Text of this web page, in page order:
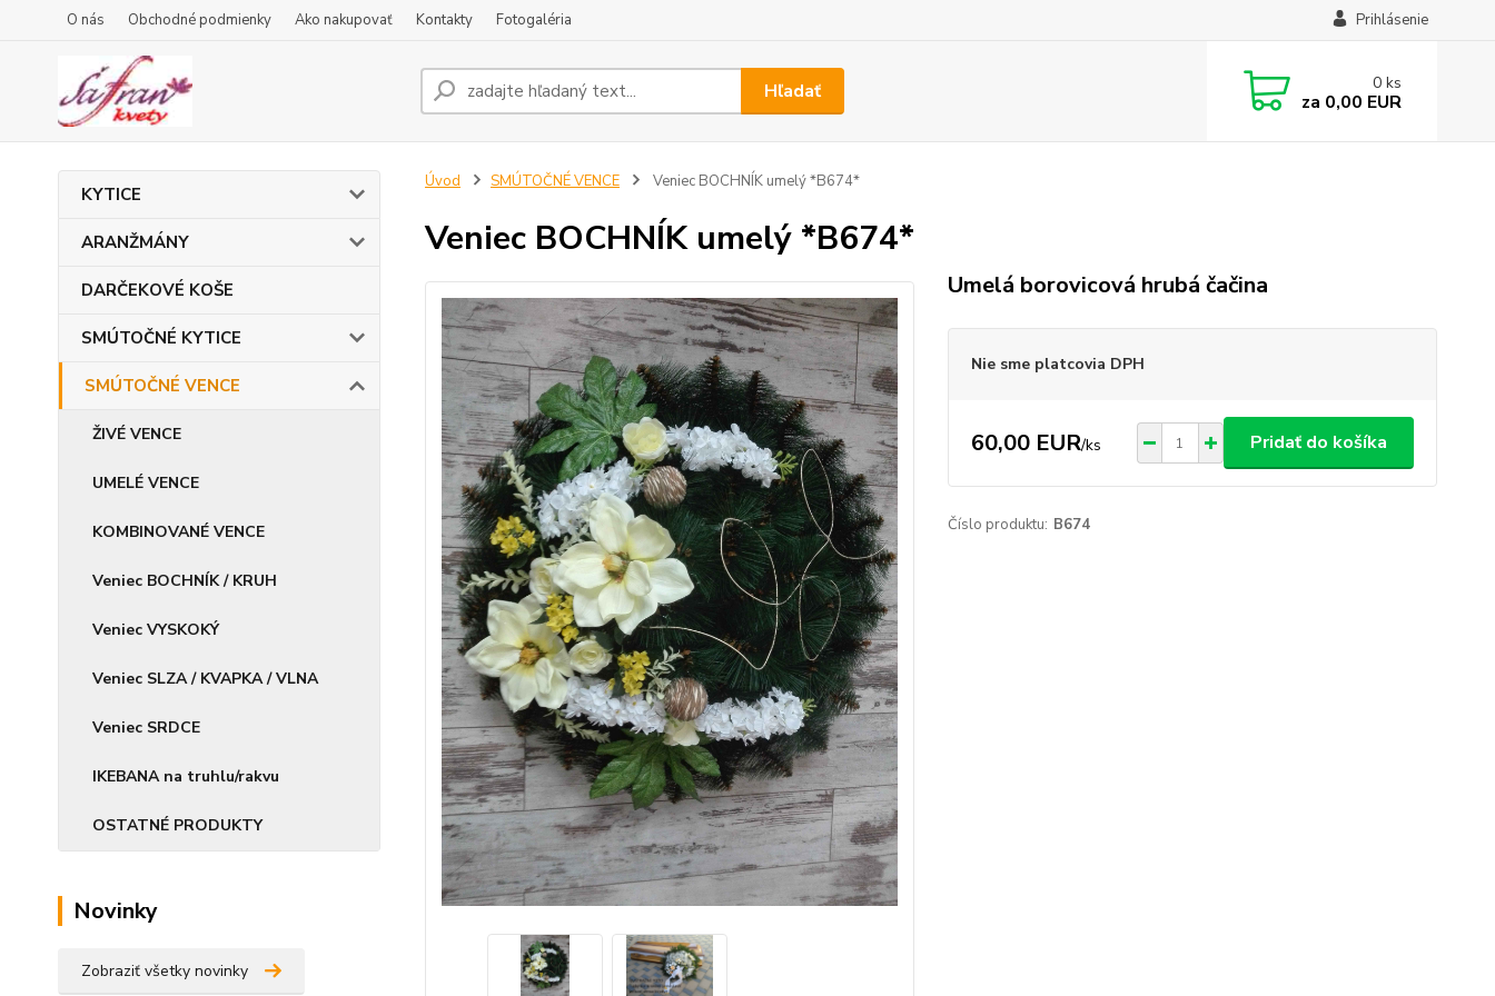
O nás Obchodné podmienky Ako nakupovať Kontakty Fotogaléria Prihlásenie
Hľadať 0 ks
za 0,00 EUR
KYTICE
ARANŽMÁNY
DARČEKOVÉ KOŠE
SMÚTOČNÉ KYTICE
SMÚTOČNÉ VENCE
ŽIVÉ VENCE
UMELÉ VENCE
KOMBINOVANÉ VENCE
Veniec BOCHNÍK / KRUH
Veniec VYSKOKÝ
Veniec SLZA / KVAPKA / VLNA
Veniec SRDCE
IKEBANA na truhlu/rakvu
OSTATNÉ PRODUKTY
Novinky
Zobraziť všetky novinky
Úvod SMÚTOČNÉ VENCE Veniec BOCHNÍK umelý *B674*
Veniec BOCHNÍK umelý *B674*
Umelá borovicová hrubá čačina
Nie sme platcovia DPH
60,00 EUR/ks Pridať do košíka
Číslo produktu: B674